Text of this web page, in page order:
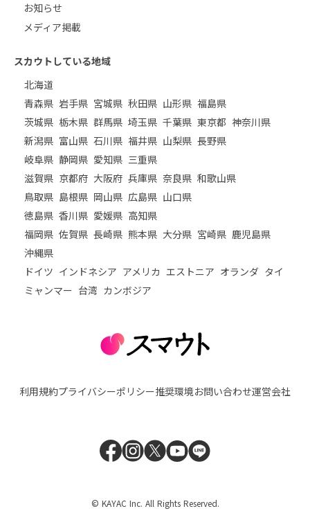
お知らせ
メディア掲載
スカウトしている地域
北海道
青森県 岩手県 宮城県 秋田県 山形県 福島県
茨城県 栃木県 群馬県 埼玉県 千葉県 東京都 神奈川県
新潟県 富山県 石川県 福井県 山梨県 長野県
岐阜県 静岡県 愛知県 三重県
滋賀県 京都府 大阪府 兵庫県 奈良県 和歌山県
鳥取県 島根県 岡山県 広島県 山口県
徳島県 香川県 愛媛県 高知県
福岡県 佐賀県 長崎県 熊本県 大分県 宮崎県 鹿児島県
沖縄県
ドイツ インドネシア アメリカ エストニア オランダ タイ
ミャンマー 台湾 カンボジア
利用規約プライバシーポリシー推奨環境お問い合わせ運営会社
© KAYAC Inc. All Rights Reserved.